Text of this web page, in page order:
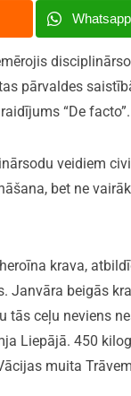
Whatsapp
pārvaldes
“De facto”.
veidiem
bet ne
krava,
Janvāra beigās
tās ceļu neviens
Liepājā. 450
muita